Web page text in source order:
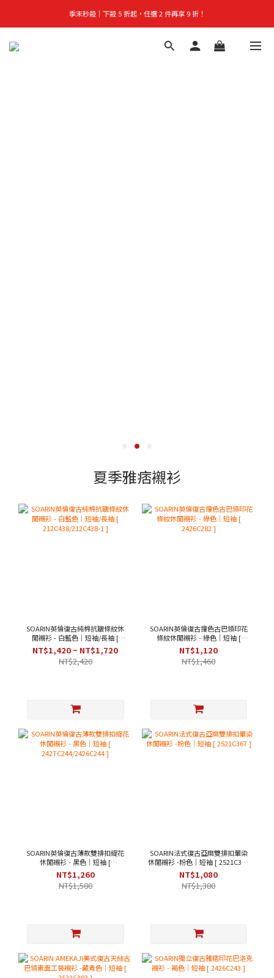
首購禮｜加入會員＞滿$999超取免運費！
季末秒殺｜下殺 5 折起，任選 2 件再享 9 折！
👑立即成為VIP｜全館商品 75 折起！
夏季雅痞襯衫
SOARIN英倫復古純棉抗皺條紋休
閒襯衫 - 白藍色｜短袖/長袖 [
212C438/212C438-1 ]
NT$1,420 ~ NT$1,720
NT$2,420
SOARIN英倫復古撞色古巴領印花
條紋休閒襯衫 - 綠色｜短袖 [
2426C282 ]
NT$1,120
NT$1,460
SOARIN英倫復古薄款雙排扣緹花
休閒襯衫 - 黑色｜短袖 [
242TC244/2426C244 ]
NT$1,260
NT$1,580
SOARIN法式復古亞麻雙排扣暈染
休閒襯衫 -粉色｜短袖 [ 2521C367
]
NT$1,080
NT$1,380